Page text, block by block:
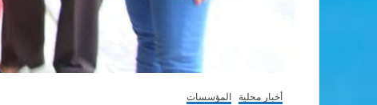
أخبار محلية المؤسسات